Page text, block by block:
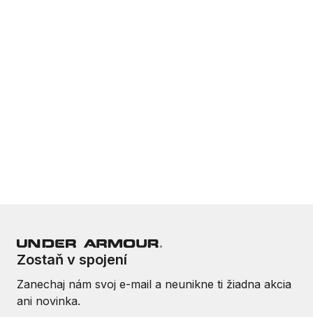
Zostaň v spojení
Zanechaj nám svoj e-mail a neunikne ti žiadna akcia
ani novinka.